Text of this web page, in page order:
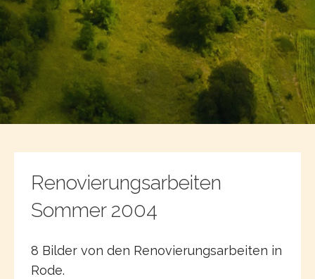
Renovierungsarbeiten
Sommer 2004
8 Bilder von den Renovierungsarbeiten in
Rode.